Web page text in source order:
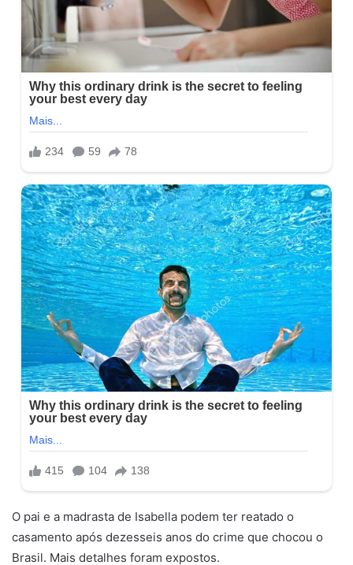
O pai e a madrasta de Isabella podem ter reatado o
casamento após dezesseis anos do crime que chocou o
Brasil. Mais detalhes foram expostos.